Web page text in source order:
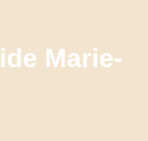
Marie-